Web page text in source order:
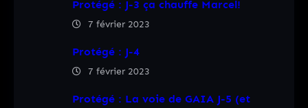
Protégé : J-3 ça chauffe Marcel!
7 février 2023
Protégé : J-4
7 février 2023
Protégé : La voie de GAIA J-5 (et